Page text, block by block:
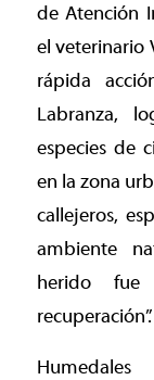
de Atención
el veterinario
rápida
Labranza,
especies de
en la zona
callejeros,
ambiente
herido
recuperación”.
Humedales